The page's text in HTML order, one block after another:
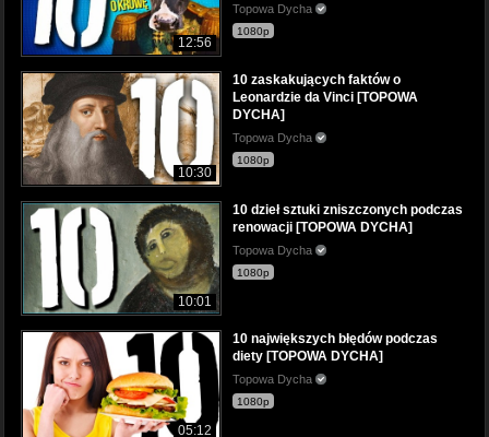
12:56
Topowa Dycha
1080p
10:30
10 zaskakujących faktów o
Leonardzie da Vinci [TOPOWA
DYCHA]
Topowa Dycha
1080p
10:01
10 dzieł sztuki zniszczonych podczas
renowacji [TOPOWA DYCHA]
Topowa Dycha
1080p
05:12
10 największych błędów podczas
diety [TOPOWA DYCHA]
Topowa Dycha
1080p